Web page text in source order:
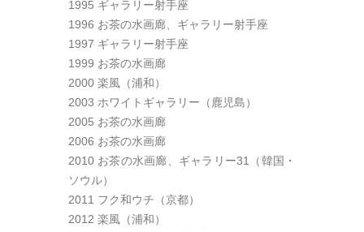
1995 ギャラリー射手座
1996 お茶の水画廊、ギャラリー射手座
1997 ギャラリー射手座
1999 お茶の水画廊
2000 楽風（浦和）
2003 ホワイトギャラリー（鹿児島）
2005 お茶の水画廊
2006 お茶の水画廊
2010 お茶の水画廊、ギャラリー31（韓国・
ソウル）
2011 フク和ウチ（京都）
2012 楽風（浦和）